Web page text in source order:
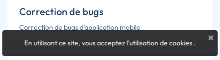
Correction de bugs
Correction de bugs d'application mobile
×
En utilisant ce site, vous acceptez l'utilisation de cookies.